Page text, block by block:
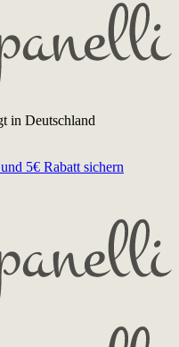
in Deutschland
5€ Rabatt sichern